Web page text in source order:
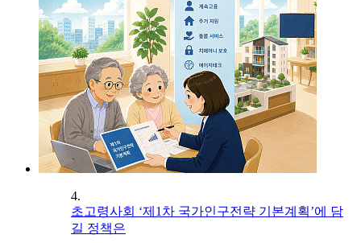
4.
초고령사회 ‘제1차 국가인구전략 기본계획’에 담
길 정책은